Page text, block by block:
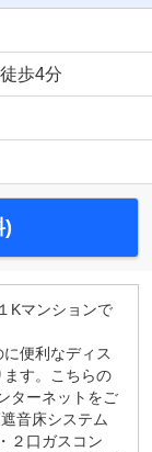
徒歩4分
)
Kマンションで
便利なディス
す。こちらの
ターネットをご
音床システム
２口ガスコン